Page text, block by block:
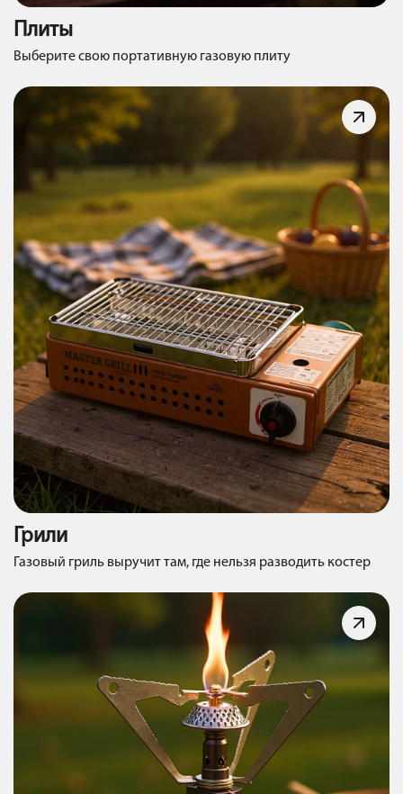
Плиты
Выберите свою портативную газовую плиту
Грили
Газовый гриль выручит там, где нельзя разводить костер